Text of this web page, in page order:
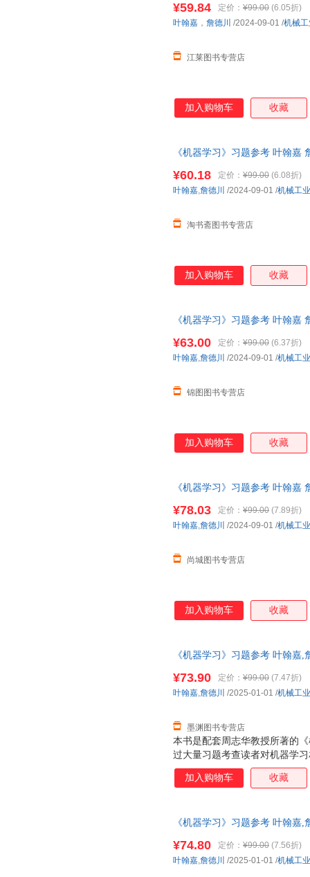
有优惠
¥59.84 定价： ¥99.00 (6.05折)
江莱图书专营店
叶翰嘉 ， 詹德川 /2024-09-01 /机械
加入购物车 收藏
《机器学习》习题参考 叶翰嘉
¥60.18 定价： ¥99.00 (6.08折)
淘书斋图书专营店
叶翰嘉,詹德川 /2024-09-01 /机械工
加入购物车 收藏
《机器学习》习题参考 叶翰嘉
¥63.00 定价： ¥99.00 (6.37折)
锦图图书专营店
叶翰嘉,詹德川 /2024-09-01 /机械工
加入购物车 收藏
《机器学习》习题参考 叶翰嘉
¥78.03 定价： ¥99.00 (7.89折)
尚城图书专营店
叶翰嘉,詹德川 /2024-09-01 /机械工
加入购物车 收藏
《机器学习》习题参考 叶翰嘉
本书是配套周志华教授所著的
过大量习题考查读者对机器学
分：第一部分习题对应《机器
与选择、线性模型、决策树、
数据的分类、神经网络的优化
同难度级别。机器学习初学者
概念，对机器学习有一定基础
¥73.90 定价： ¥99.00 (7.47折)
墨渊图书专营店
叶翰嘉,詹德川 /2025-01-01 /机械工
加入购物车 收藏
《机器学习》习题参考 叶翰嘉
¥74.80 定价： ¥99.00 (7.56折)
叶翰嘉,詹德川 /2025-01-01 /机械工